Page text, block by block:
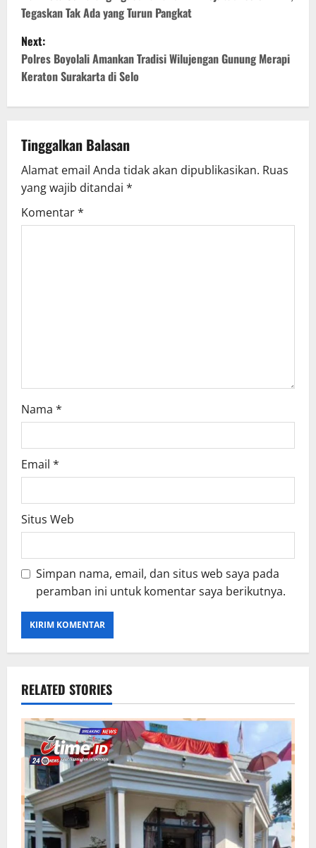
s
t
n
v
i
g
Tegaskan Tak Ada yang Turun Pangkat
Next:
Polres Boyolali Amankan Tradisi Wilujengan Gunung Merapi
Keraton Surakarta di Selo
Tinggalkan Balasan
Alamat email Anda tidak akan dipublikasikan. Ruas
yang wajib ditandai *
Komentar*
Nama *
Email *
Situs Web
Simpan nama, email, dan situs web saya pada
peramban ini untuk komentar saya berikutnya.
RELATED STORIES